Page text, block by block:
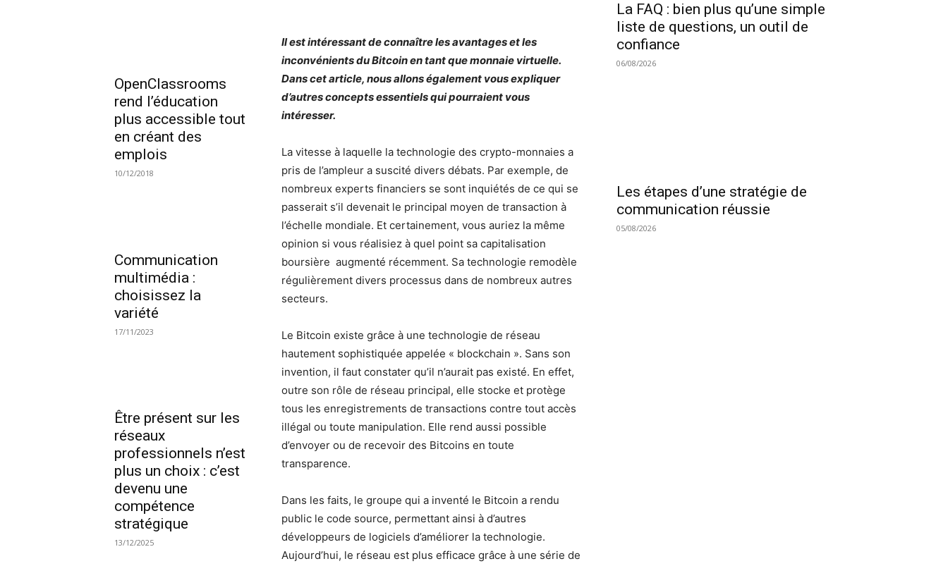
OpenClassrooms
rend l’éducation
plus accessible tout
en créant des
emplois
10/12/2018
Communication
multimédia :
choisissez la
variété
17/11/2023
Être présent sur les
réseaux
professionnels n’est
plus un choix : c’est
devenu une
compétence
stratégique
13/12/2025
Il est intéressant de connaître les avantages et les
inconvénients du Bitcoin en tant que monnaie virtuelle.
Dans cet article, nous allons également vous expliquer
d’autres concepts essentiels qui pourraient vous
intéresser.
La vitesse à laquelle la technologie des crypto-monnaies a
pris de l’ampleur a suscité divers débats. Par exemple, de
nombreux experts financiers se sont inquiétés de ce qui se
passerait s’il devenait le principal moyen de transaction à
l’échelle mondiale. Et certainement, vous auriez la même
opinion si vous réalisiez à quel point sa capitalisation
boursière augmenté récemment. Sa technologie remodèle
régulièrement divers processus dans de nombreux autres
secteurs.
Le Bitcoin existe grâce à une technologie de réseau
hautement sophistiquée appelée « blockchain ». Sans son
invention, il faut constater qu’il n’aurait pas existé. En effet,
outre son rôle de réseau principal, elle stocke et protège
tous les enregistrements de transactions contre tout accès
illégal ou toute manipulation. Elle rend aussi possible
d’envoyer ou de recevoir des Bitcoins en toute
transparence.
Dans les faits, le groupe qui a inventé le Bitcoin a rendu
public le code source, permettant ainsi à d’autres
développeurs de logiciels d’améliorer la technologie.
Aujourd’hui, le réseau est plus efficace grâce à une série de
La FAQ : bien plus qu’une simple
liste de questions, un outil de
confiance
06/08/2026
Les étapes d’une stratégie de
communication réussie
05/08/2026